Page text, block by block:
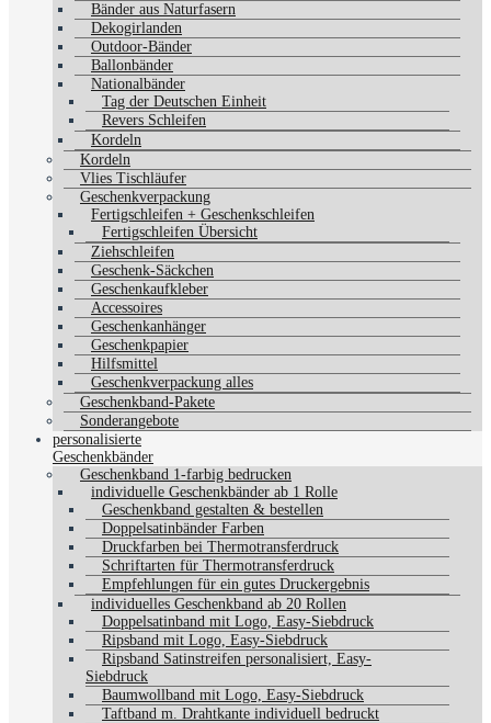
Bänder aus Naturfasern
Dekogirlanden
Outdoor-Bänder
Ballonbänder
Nationalbänder
Tag der Deutschen Einheit
Revers Schleifen
Kordeln
Kordeln
Vlies Tischläufer
Geschenkverpackung
Fertigschleifen + Geschenkschleifen
Fertigschleifen Übersicht
Ziehschleifen
Geschenk-Säckchen
Geschenkaufkleber
Accessoires
Geschenkanhänger
Geschenkpapier
Hilfsmittel
Geschenkverpackung alles
Geschenkband-Pakete
Sonderangebote
personalisierte
Geschenkbänder
Geschenkband 1-farbig bedrucken
individuelle Geschenkbänder ab 1 Rolle
Geschenkband gestalten & bestellen
Doppelsatinbänder Farben
Druckfarben bei Thermotransferdruck
Schriftarten für Thermotransferdruck
Empfehlungen für ein gutes Druckergebnis
individuelles Geschenkband ab 20 Rollen
Doppelsatinband mit Logo, Easy-Siebdruck
Ripsband mit Logo, Easy-Siebdruck
Ripsband Satinstreifen personalisiert, Easy-
Siebdruck
Baumwollband mit Logo, Easy-Siebdruck
Taftband m. Drahtkante individuell bedruckt